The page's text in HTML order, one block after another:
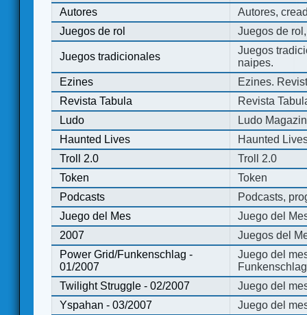
Autores
Autores,
Juegos de rol
Juegos de
Juegos tradicionales
Juegos
naipes.
Ezines
Ezines.
Revista Tabula
Revista
Ludo
Ludo
Haunted Lives
Haunted
Troll 2.0
Troll 2.0
Token
Token
Podcasts
Podcasts,
Juego del Mes
Juego del
2007
Juegos del
Power Grid/Funkenschlag -
01/2007
Juego del
Twilight Struggle - 02/2007
Juego del
Yspahan - 03/2007
Juego del